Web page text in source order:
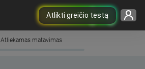
Atlikti greičio testą
Atliekamas matavimas